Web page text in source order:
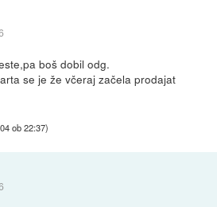
boš dobil odg.
se je že včeraj začela prodajat
ob 22:37)